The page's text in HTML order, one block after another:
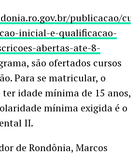
publicacao/
inicial-e-qualificacao-
abertas-ate-8-
são ofertados cursos
Para se matricular, o
idade mínima de 15 anos,
mínima exigida é o
II.
de Rondônia, Marcos